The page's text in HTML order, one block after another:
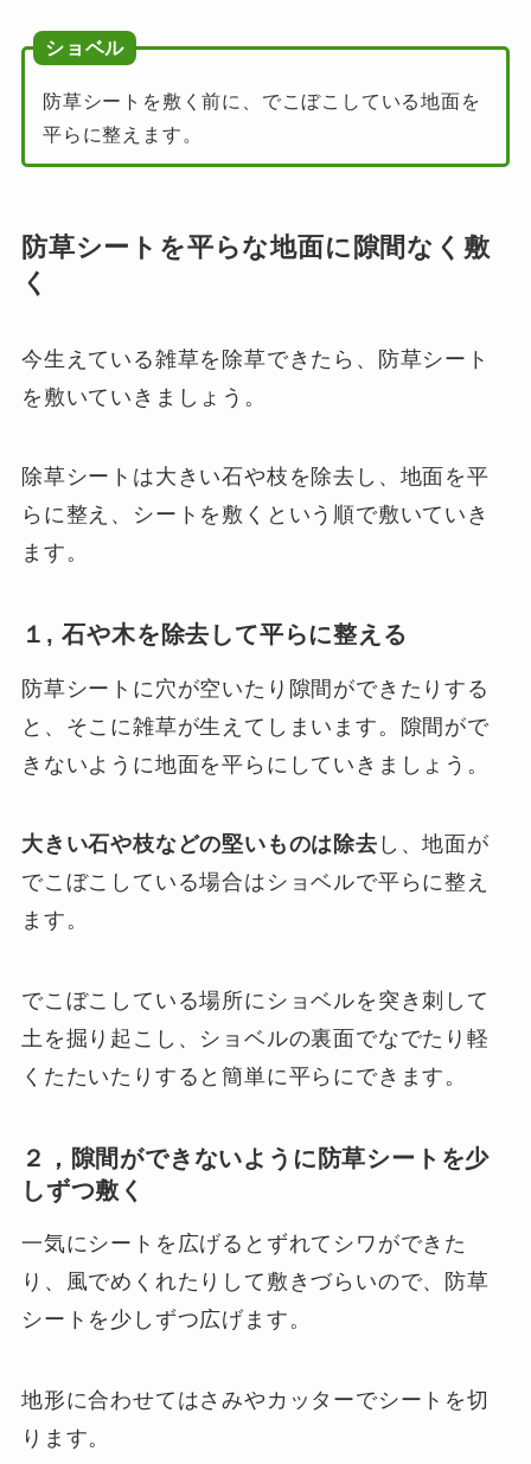
ショベル
防草シートを敷く前に、でこぼこしている地面を
平らに整えます。
防草シートを平らな地面に隙間なく敷
く
今生えている雑草を除草できたら、防草シート
を敷いていきましょう。
除草シートは大きい石や枝を除去し、地面を平
らに整え、シートを敷くという順で敷いていき
ます。
１, 石や木を除去して平らに整える
防草シートに穴が空いたり隙間ができたりする
と、そこに雑草が生えてしまいます。隙間がで
きないように地面を平らにしていきましょう。
大きい石や枝などの堅いものは除去 し、地面が
でこぼこしている場合はショベルで平らに整え
ます。
でこぼこしている場所にショベルを突き刺して
土を掘り起こし、ショベルの裏面でなでたり軽
くたたいたりすると簡単に平らにできます。
２，隙間ができないように防草シートを少
しずつ敷く
一気にシートを広げるとずれてシワができた
り、風でめくれたりして敷きづらいので、防草
シートを少しずつ広げます。
地形に合わせてはさみやカッターでシートを切
ります。